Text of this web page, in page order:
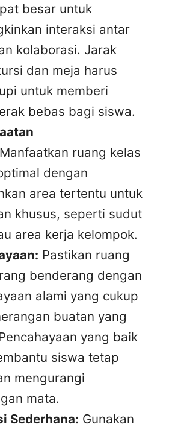
besar untuk
interaksi antar
kolaborasi. Jarak
dan meja harus
untuk memberi
bebas bagi siswa.
Manfaatkan ruang kelas
dengan
area tertentu untuk
khusus, seperti sudut
area kerja kelompok.
Pastikan ruang
benderang dengan
alami yang cukup
buatan yang
yang baik
siswa tetap
mengurangi
mata.
Sederhana: Gunakan